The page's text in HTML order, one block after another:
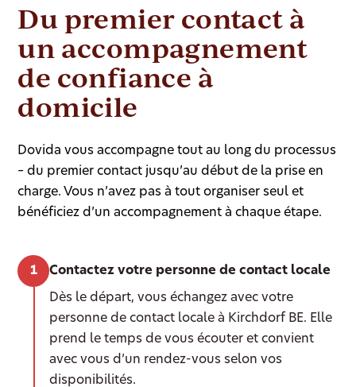
Du premier contact à
un accompagnement
de confiance à
domicile
Dovida vous accompagne tout au long du processus
– du premier contact jusqu’au début de la prise en
charge. Vous n’avez pas à tout organiser seul et
bénéficiez d’un accompagnement à chaque étape.
Contactez votre personne de contact locale
Dès le départ, vous échangez avec votre
personne de contact locale à Kirchdorf BE. Elle
prend le temps de vous écouter et convient
avec vous d’un rendez-vous selon vos
disponibilités.